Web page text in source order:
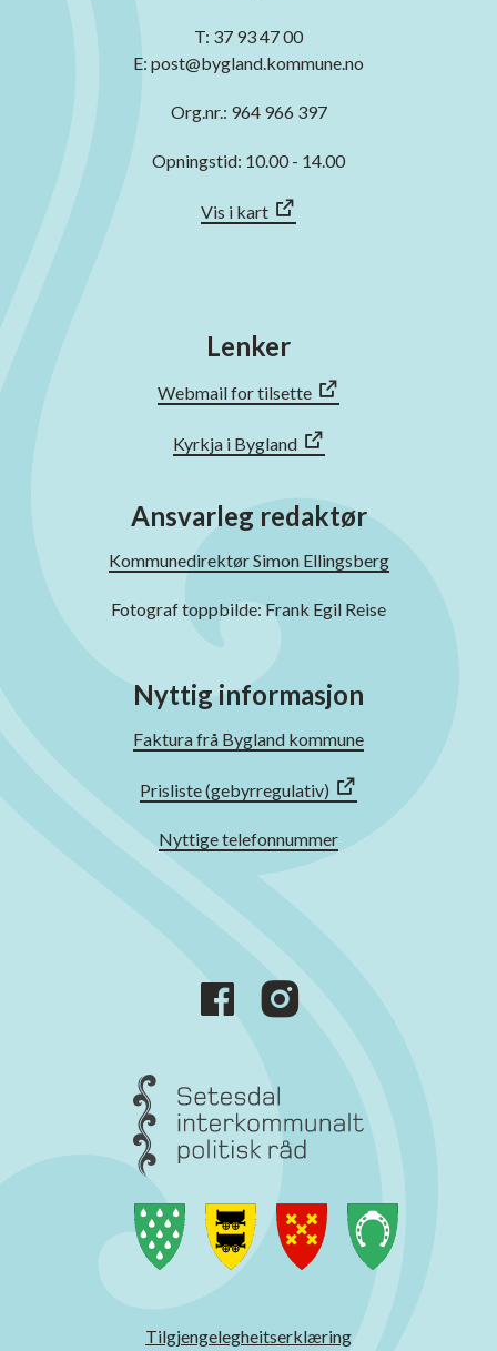
T: 37 93 47 00
E: post@bygland.kommune.no
Org.nr.: 964 966 397
Opningstid: 10.00 - 14.00
Vis i kart
Lenker
Webmail for tilsette
Kyrkja i Bygland
Ansvarleg redaktør
Kommunedirektør Simon Ellingsberg
Fotograf toppbilde: Frank Egil Reise
Nyttig informasjon
Faktura frå Bygland kommune
Prisliste (gebyrregulativ)
Nyttige telefonnummer
Tilgjengelegheitserklæring